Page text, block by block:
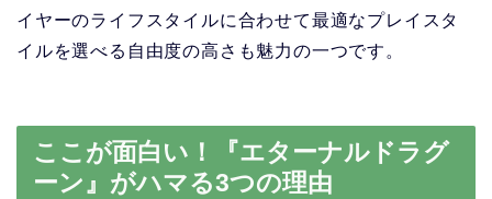
イヤーのライフスタイルに合わせて最適なプレイスタ
イルを選べる自由度の高さも魅力の一つです。
ここが面白い！『エターナルドラグ
ーン』がハマる3つの理由